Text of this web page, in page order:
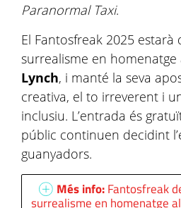
Paranormal Taxi.
El Fantosfreak 2025 estarà
surrealisme en homenatge
Lynch, i manté la seva
creativa, el to irreverent i
inclusiu. L’entrada és
públic continuen decidint
guanyadors.
Més info:Fantosfreak
surrealisme en homenatge